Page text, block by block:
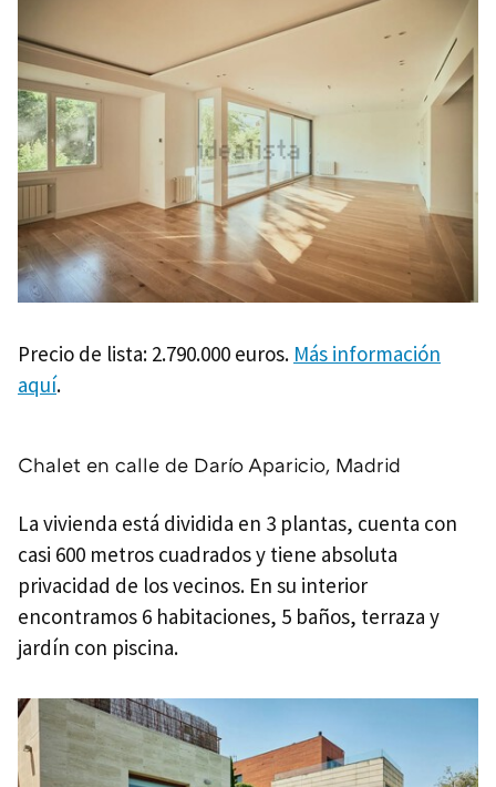
Precio de lista: 2.790.000 euros. Más información
aquí.
Chalet en calle de Darío Aparicio, Madrid
La vivienda está dividida en 3 plantas, cuenta con
casi 600 metros cuadrados y tiene absoluta
privacidad de los vecinos. En su interior
encontramos 6 habitaciones, 5 baños, terraza y
jardín con piscina.